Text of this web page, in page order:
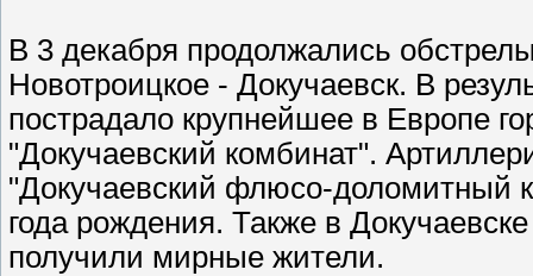
В 3 декабря продолжались
Новотроицкое - Докучаевск. В
пострадало крупнейшее в Европе
"Докучаевский комбинат".
"Докучаевский флюсо-доломитный
года рождения. Также в
получили мирные жители.